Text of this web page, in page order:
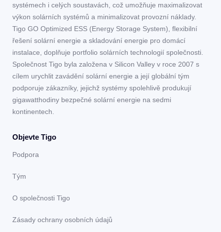
systémech i celých soustavách, což umožňuje maximalizovat
výkon solárních systémů a minimalizovat provozní náklady.
Tigo GO Optimized ESS (Energy Storage System), flexibilní
řešení solární energie a skladování energie pro domácí
instalace, doplňuje portfolio solárních technologií společnosti.
Společnost Tigo byla založena v Silicon Valley v roce 2007 s
cílem urychlit zavádění solární energie a její globální tým
podporuje zákazníky, jejichž systémy spolehlivě produkují
gigawatthodiny bezpečné solární energie na sedmi
kontinentech.
Objevte Tigo
Podpora
Tým
O společnosti Tigo
Zásady ochrany osobních údajů